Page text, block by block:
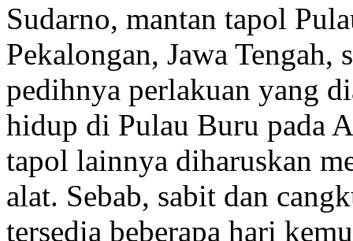
Sudarno, mantan tapol
Pekalongan, Jawa Tengah,
pedihnya perlakuan yang
hidup di Pulau Buru pada
tapol lainnya diharuskan
alat. Sebab, sabit dan
tersedia beberapa hari